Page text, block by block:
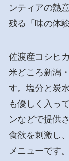
ンティアの熱
残る「味の体
佐渡産コシヒ
米どころ新潟
す。塩分と炭
も優しく入っ
ンなどで提供
食欲を刺激し
メニューです